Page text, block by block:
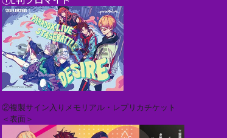
②複製サイン入りメモリアル・レプリカチケット
＜表面＞